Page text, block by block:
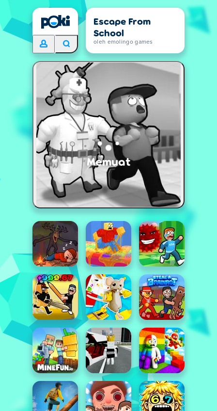
Escape From
School
oleh emolingo games
Memuat